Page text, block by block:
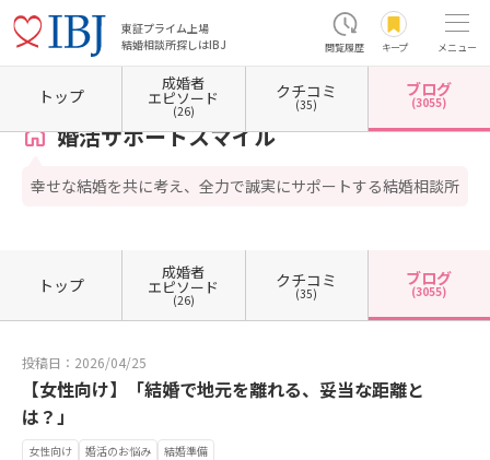
東証プライム上場
結婚相談所探しはIBJ
閲覧履歴 キープ メニュー
ホーム 奈良県の結婚相談所 婚活サポートスマイル カウンセラーブログ一覧 カウンセ
婚活サポートスマイル
幸せな結婚を共に考え、全力で誠実にサポートする結婚相談所
トップ
成婚者
エピソード
(26)
クチコミ
(35)
ブログ
(3055)
トップ
成婚者
エピソード
(26)
クチコミ
(35)
ブログ
(3055)
投稿日：2026/04/25
【女性向け】「結婚で地元を離れる、妥当な距離と
は？」
女性向け 婚活のお悩み 結婚準備